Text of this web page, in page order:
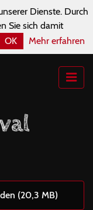
Dienste. Durch
Sie sich damit
OK Mehr erfahren
(20,3 MB)